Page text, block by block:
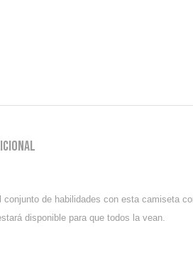
de habilidades con esta camiseta
disponible para que todos la vean.